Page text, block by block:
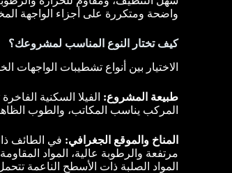
واضحة ومتكررة على أجزاء الواجهة
كيف تختار النوع المناسب لمشروعك؟
الاختيار بين أنواع تشطيبات الواجهات
طبيعة المشروع: الفيلا السكنية
المركب يناسب المكاتب، والطوب
المناخ والموقع الجغرافي: في الطائف
مرتفعة والرطوبة عالية، المواد
المواد الصلبة ذات الأسطح الناعمة